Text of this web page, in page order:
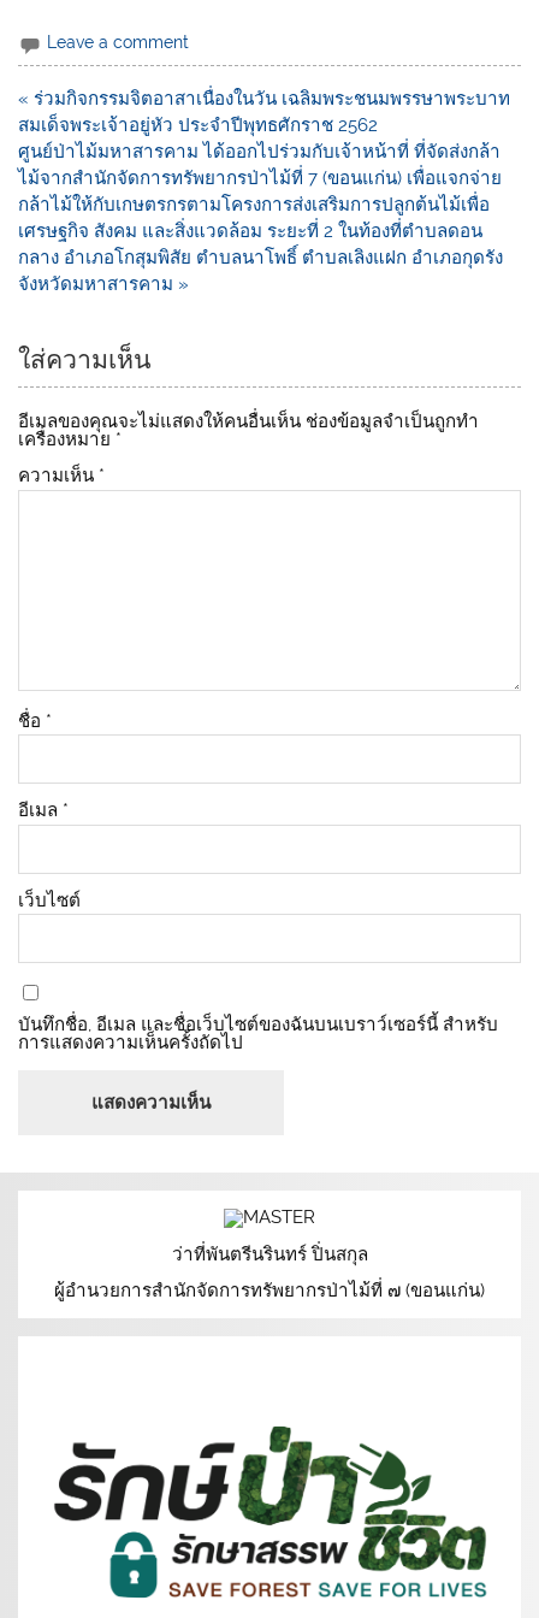
e
c
e
b
o
o
k
p
y
Li
n
k
Leave a comment
« ร่วมกิจกรรมจิตอาสาเนื่องในวัน เฉลิมพระชนมพรรษาพระบาท
สมเด็จพระเจ้าอยู่หัว ประจำปีพุทธศักราช 2562
ศูนย์ป่าไม้มหาสารคาม ได้ออกไปร่วมกับเจ้าหน้าที่ ที่จัดส่งกล้า
ไม้จากสำนักจัดการทรัพยากรป่าไม้ที่ 7 (ขอนแก่น) เพื่อแจกจ่าย
กล้าไม้ให้กับเกษตรกรตามโครงการส่งเสริมการปลูกต้นไม้เพื่อ
เศรษฐกิจ สังคม และสิ่งแวดล้อม ระยะที่ 2 ในท้องที่ตำบลดอน
กลาง อำเภอโกสุมพิสัย ตำบลนาโพธิ์ ตำบลเลิงแฝก อำเภอกุดรัง
จังหวัดมหาสารคาม »
ใส่ความเห็น
อีเมลของคุณจะไม่แสดงให้คนอื่นเห็น ช่องข้อมูลจำเป็นถูกทำ
เครื่องหมาย *
ความเห็น *
ชื่อ *
อีเมล *
เว็บไซต์
บันทึกชื่อ, อีเมล และชื่อเว็บไซต์ของฉันบนเบราว์เซอร์นี้ สำหรับ
การแสดงความเห็นครั้งถัดไป
ว่าที่พันตรีนรินทร์ ปิ่นสกุล
ผู้อำนวยการสำนักจัดการทรัพยากรป่าไม้ที่ ๗ (ขอนแก่น)